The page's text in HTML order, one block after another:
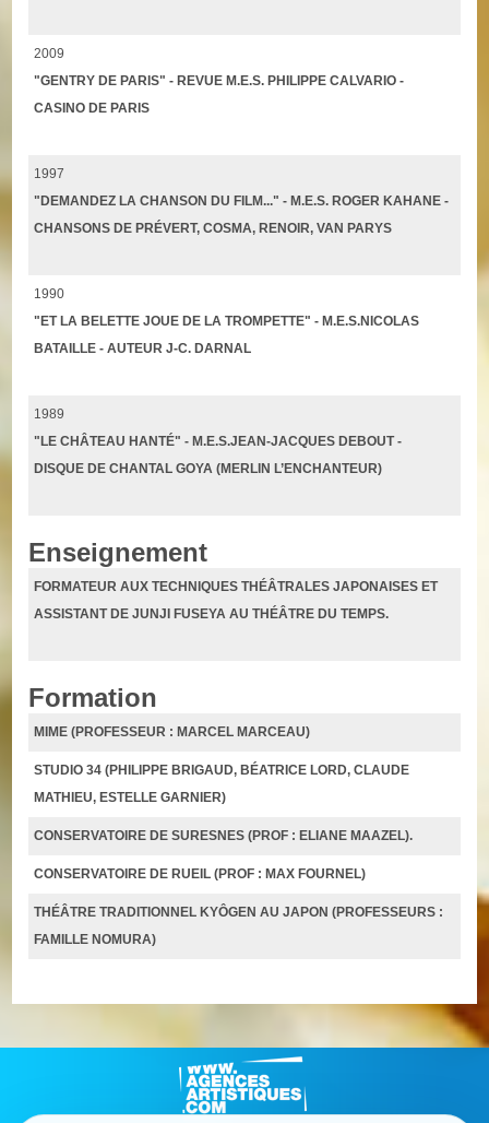
2009
"GENTRY DE PARIS" - REVUE M.E.S. PHILIPPE CALVARIO -
CASINO DE PARIS
1997
"DEMANDEZ LA CHANSON DU FILM..." - M.E.S. ROGER KAHANE -
CHANSONS DE PRÉVERT, COSMA, RENOIR, VAN PARYS
1990
"ET LA BELETTE JOUE DE LA TROMPETTE" - M.E.S.NICOLAS
BATAILLE - AUTEUR J-C. DARNAL
1989
"LE CHÂTEAU HANTÉ" - M.E.S.JEAN-JACQUES DEBOUT -
DISQUE DE CHANTAL GOYA (MERLIN L’ENCHANTEUR)
Enseignement
FORMATEUR AUX TECHNIQUES THÉÂTRALES JAPONAISES ET
ASSISTANT DE JUNJI FUSEYA AU THÉÂTRE DU TEMPS.
Formation
MIME (PROFESSEUR : MARCEL MARCEAU)
STUDIO 34 (PHILIPPE BRIGAUD, BÉATRICE LORD, CLAUDE
MATHIEU, ESTELLE GARNIER)
CONSERVATOIRE DE SURESNES (PROF : ELIANE MAAZEL).
CONSERVATOIRE DE RUEIL (PROF : MAX FOURNEL)
THÉÂTRE TRADITIONNEL KYÔGEN AU JAPON (PROFESSEURS :
FAMILLE NOMURA)